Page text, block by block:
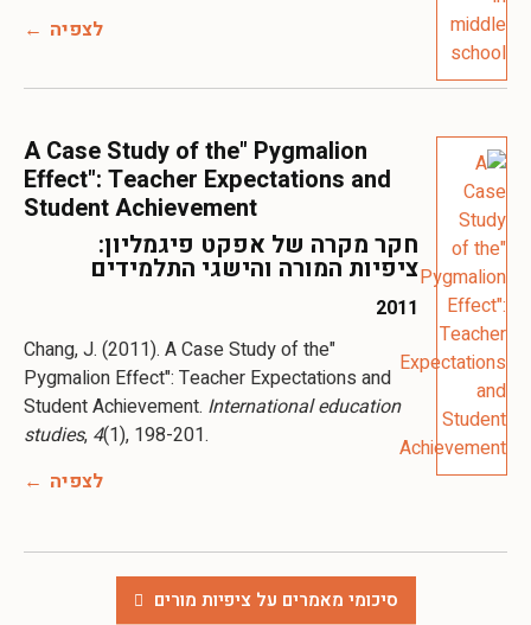
לצפיה
A Case Study of the" Pygmalion
Effect": Teacher Expectations and
Student Achievement
חקר מקרה של אפקט פיגמליון:
ציפיות המורה והישגי התלמידים
2011
Chang, J. (2011). A Case Study of the"
Pygmalion Effect": Teacher Expectations and
Student Achievement. International education
studies, 4(1), 198-201.
לצפיה
סיכומי מאמרים על ציפיות מורים